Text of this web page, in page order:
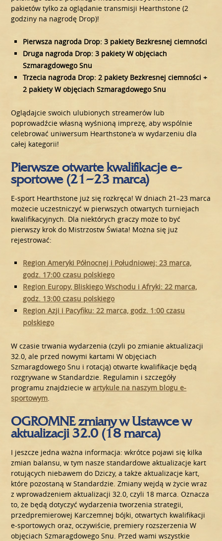
pakietów tylko za oglądanie transmisji Hearthstone (2
godziny na nagrodę Drop)!
Pierwsza nagroda Drop: 3 pakiety Bezkresnej ciemności
Druga nagroda Drop: 3 pakiety W objęciach
Szmaragdowego Snu
Trzecia nagroda Drop: 2 pakiety Bezkresnej ciemności +
2 pakiety W objęciach Szmaragdowego Snu
Oglądajcie swoich ulubionych streamerów lub
poprowadźcie własną wyśnioną imprezę, aby wspólnie
celebrować uniwersum Hearthstone'a w wydarzeniu dla
całej kategorii!
Pierwsze otwarte kwalifikacje e-
sportowe (21–23 marca)
E-sport Hearthstone już się rozkręca! W dniach 21–23 marca
możecie uczestniczyć w pierwszych otwartych turniejach
kwalifikacyjnych. Dla niektórych graczy może to być
pierwszy krok do Mistrzostw Świata! Można się już
rejestrować:
Region Ameryki Północnej i Południowej: 23 marca,
godz. 17:00 czasu polskiego
Region Europy, Bliskiego Wschodu i Afryki: 22 marca,
godz. 13:00 czasu polskiego
Region Azji i Pacyfiku: 22 marca, godz. 1:00 czasu
polskiego
W czasie trwania wydarzenia (czyli po zmianie aktualizacji
32.0, ale przed nowymi kartami W objęciach
Szmaragdowego Snu i rotacją) otwarte kwalifikacje będą
rozgrywane w Standardzie. Regulamin i szczegóły
programu znajdziecie wartykule na naszym blogu e-
sportowym.
OGROMNE zmiany w Ustawce w
aktualizacji 32.0 (18 marca)
I jeszcze jedna ważna informacja: wkrótce pojawi się kilka
zmian balansu, w tym nasze standardowe aktualizacje kart
rotujących niebawem do Dziczy, a także aktualizacje kart,
które pozostaną w Standardzie. Zmiany wejdą w życie wraz
z wprowadzeniem aktualizacji 32.0, czyli 18 marca. Oznacza
to, że będą dotyczyć wydarzenia tworzenia strategii,
przedpremierowej Karczemnej bójki, otwartych kwalifikacji
e-sportowych oraz, oczywiście, premiery rozszerzenia W
objęciach Szmaragdowego Snu. Przed wami wszystkie